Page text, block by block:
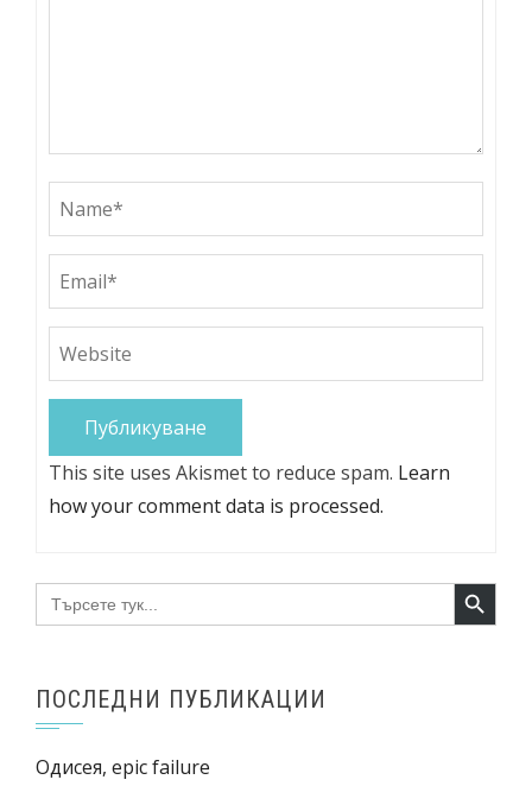
This site uses Akismet to reduce spam. Learn
how your comment data is processed.
Search
for:
Search Button
ПОСЛЕДНИ ПУБЛИКАЦИИ
Одисея, epic failure